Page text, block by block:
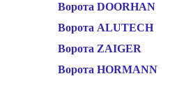
Ворота DOORHAN
Ворота ALUTECH
Ворота ZAIGER
Ворота HORMANN